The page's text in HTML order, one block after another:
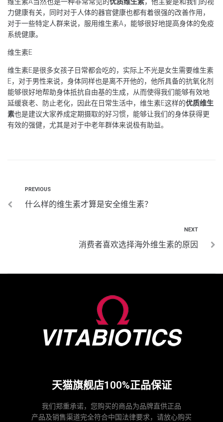
维生素A当然也是一种非常常见的优质维生素，他主要是和我们的视
力健康有关，同时对于人体的器官健康也都有着很强的改善作用，
对于一些特定人群来说，服用维生素A，能够很好地提高身体的免疫
系统健康。
维生素E
维生素E是很多女孩子日常都会吃的，实际上不光是女生需要维生素
E，对于男性来说，身体同样也是离不开他的，他所具备的抗氧化剂
能够很好地帮助身体抵抗自由基的生成，从而使得我们能够有效地
延缓衰老、防止老化，因此在日常生活中，维生素E这样的优质维生
素也是建议大家养成定期摄取的好习惯，能够让我们的身体获得更
有效的强健，尤其是对于中老年群体来说极有助益。
PREVIOUS
什么样的维生素才算是安全维生素？
NEXT
消费者喜欢选择海外维生素的原因
天猫旗舰店100%正品保证
我们郑重承诺，您购买的商品为品牌直供正品
产品及销售渠道完全符合中国法律要求，请放心购买